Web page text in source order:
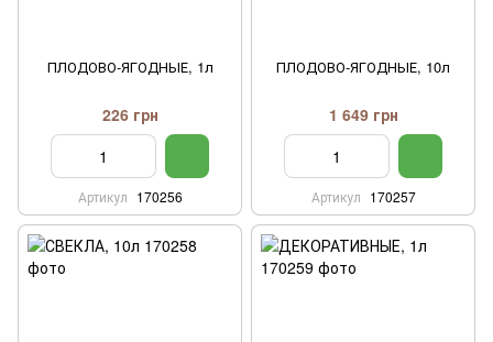
ПЛОДОВО-ЯГОДНЫЕ, 1л
226 грн
Артикул 170256
ПЛОДОВО-ЯГОДНЫЕ, 10л
1 649 грн
Артикул 170257